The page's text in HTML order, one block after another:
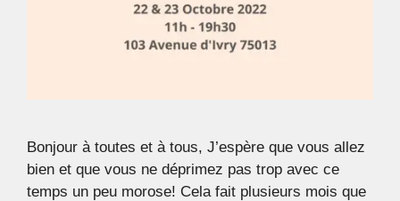
Bonjour à toutes et à tous, J’espère que vous allez
bien et que vous ne déprimez pas trop avec ce
temps un peu morose! Cela fait plusieurs mois que